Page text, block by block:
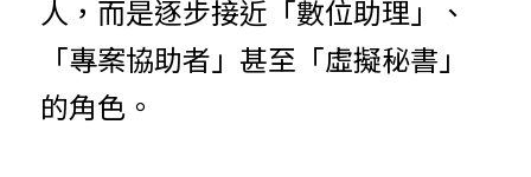
人，而是逐步接近「數位助理」、
「專案協助者」甚至「虛擬秘書」
的角色。